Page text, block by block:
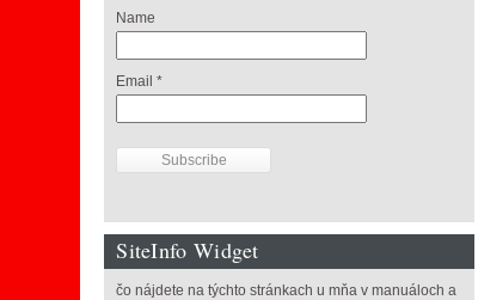
Name
Email *
SiteInfo Widget
čo nájdete na týchto stránkach u mňa v manuáloch a